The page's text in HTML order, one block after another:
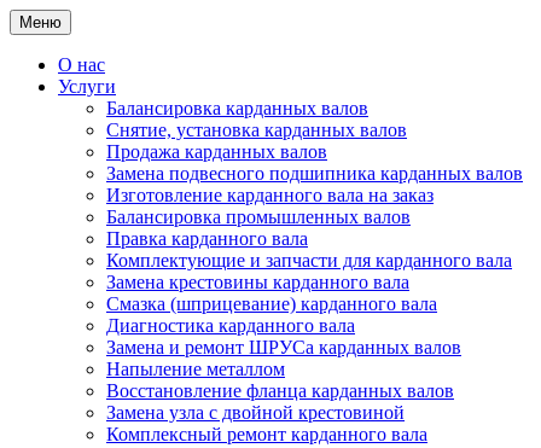
Меню
О нас
Услуги
Балансировка карданных валов
Снятие, установка карданных валов
Продажа карданных валов
Замена подвесного подшипника карданных валов
Изготовление карданного вала на заказ
Балансировка промышленных валов
Правка карданного вала
Комплектующие и запчасти для карданного вала
Замена крестовины карданного вала
Смазка (шприцевание) карданного вала
Диагностика карданного вала
Замена и ремонт ШРУСа карданных валов
Напыление металлом
Восстановление фланца карданных валов
Замена узла с двойной крестовиной
Комплексный ремонт карданного вала